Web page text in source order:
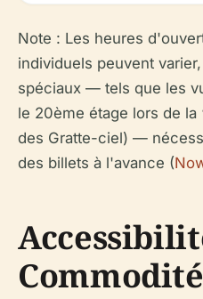
Note : Les heures
individuels peuvent
spéciaux — tels que les
le 20ème étage lors de
des Gratte-ciel) —
des billets à l'avance (